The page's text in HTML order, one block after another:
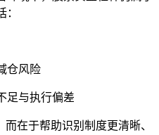
仓风险
足与执行偏差
在于帮助识别制度更清晰、